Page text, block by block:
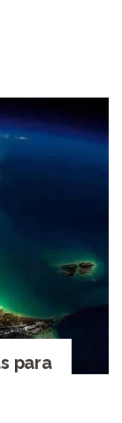
para